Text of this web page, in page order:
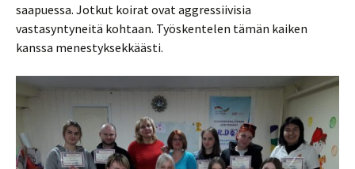
saapuessa. Jotkut koirat ovat aggressiivisia
vastasyntyneitä kohtaan. Työskentelen tämän kaiken
kanssa menestyksekkäästi.